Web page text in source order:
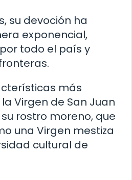
su devoción ha
exponencial,
todo el país y
más
Virgen de San Juan
rostro moreno, que
una Virgen mestiza
cultural de